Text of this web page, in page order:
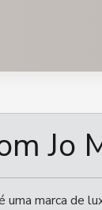
Jo
uma marca de